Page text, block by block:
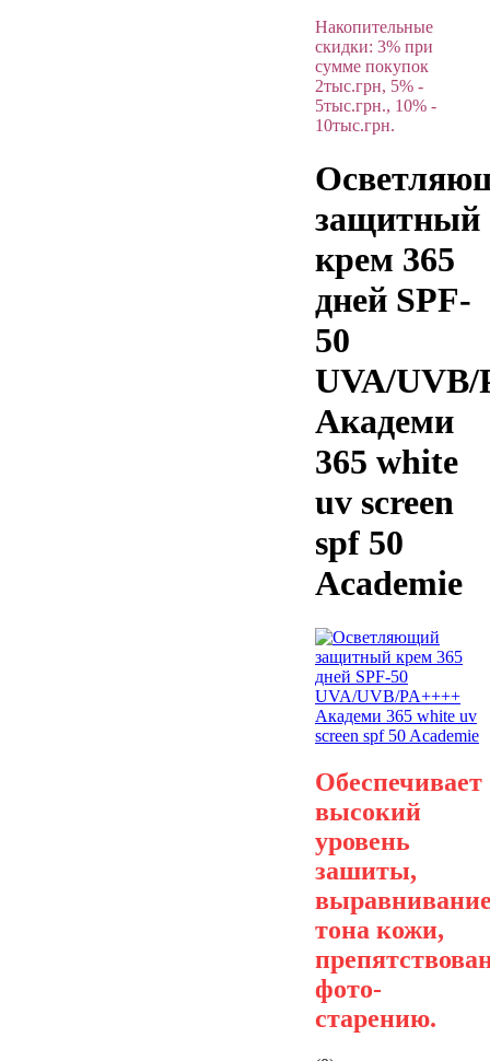
Накопительные
скидки: 3% при
сумме покупок
2тыс.грн, 5% -
5тыс.грн., 10% -
10тыс.грн.
защитный
крем 365
дней SPF-
50
UVA/UVB/
Академи
365 white
uv screen
spf 50
Academie
Обеспечивает
высокий
уровень
зашиты,
тона кожи,
фото-
старению.